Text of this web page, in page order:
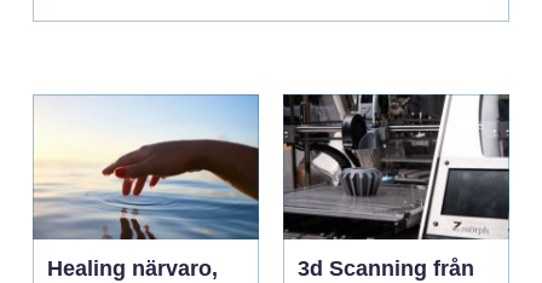
Healing närvaro,
3d Scanning från